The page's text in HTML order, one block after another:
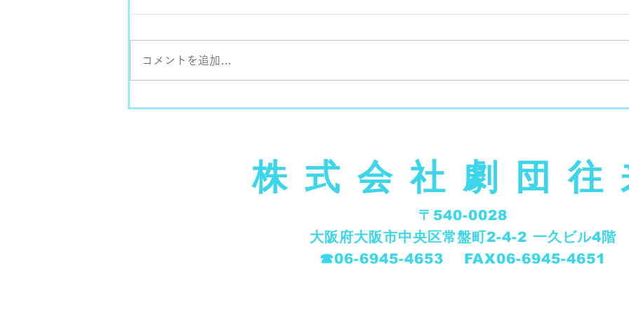
コメントを追加…
株式会社劇団
〒540-0028
大阪府大阪市中央区常盤町2-4-2 一久ビル4階
​☎︎06-6945-4653 FAX06-6945-4651